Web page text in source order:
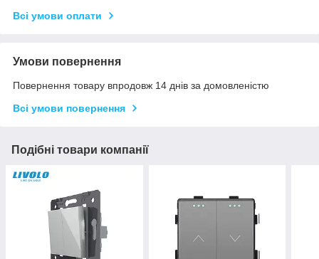
Всі умови оплати
Умови повернення
Повернення товару впродовж 14 днів за домовленістю
Всі умови повернення
Подібні товари компанії